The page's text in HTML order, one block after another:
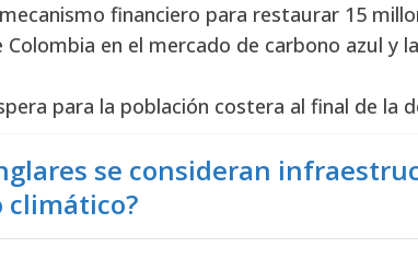
financiero para restaurar 15
Colombia en el mercado de carbono azul y
para la población costera al final de la
se consideran